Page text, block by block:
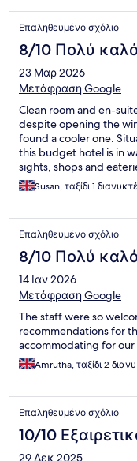
Επαληθευμένο σχόλιο
8/10 Πολύ καλό
23 Μαρ 2026
Μετάφραση Google
Clean room and en-
despite opening the
found a cooler one.
this budget hotel is in
sights, shops and
right outside
Susan, ταξίδι 1
Επαληθευμένο σχόλιο
8/10 Πολύ καλό
14 Ιαν 2026
Μετάφραση Google
The staff were so
recommendations for
accommodating for our
Amrutha, ταξίδι 2
Επαληθευμένο σχόλιο
10/10
29 Δεκ 2025